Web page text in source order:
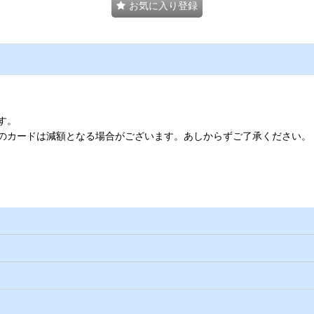
お気に入り登録
ードは減額となる場合がございます。あしからずご了承ください。